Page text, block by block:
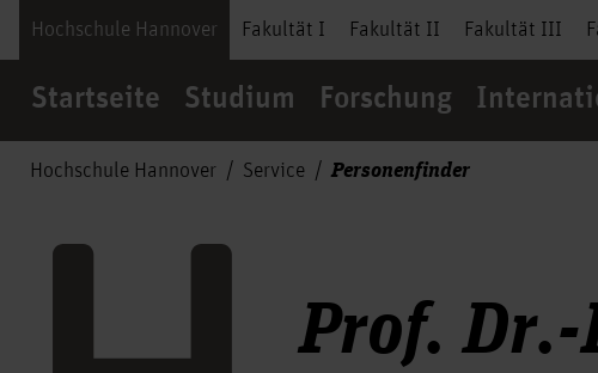
Hochschule Hannover Fakultät I Fakultät II Fakultät III
Startseite Studium Forschung
Hochschule Hannover Service Personenfinder
Prof.